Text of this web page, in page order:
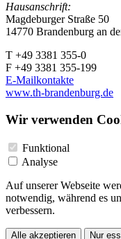
Hausanschrift:
Magdeburger Straße 50
14770 Brandenburg an
T +49 3381 355-0
F +49 3381 355-199
E-Mailkontakte
www.th-brandenburg.de
Wir verwenden
Funktional
Analyse
Auf unserer Webseite
notwendig, während es
verbessern.
Alle akzeptieren Nur